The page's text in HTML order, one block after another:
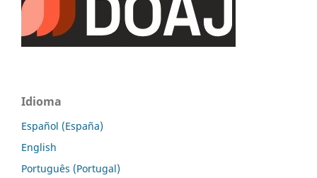
Idioma
Español (España)
English
Português (Portugal)